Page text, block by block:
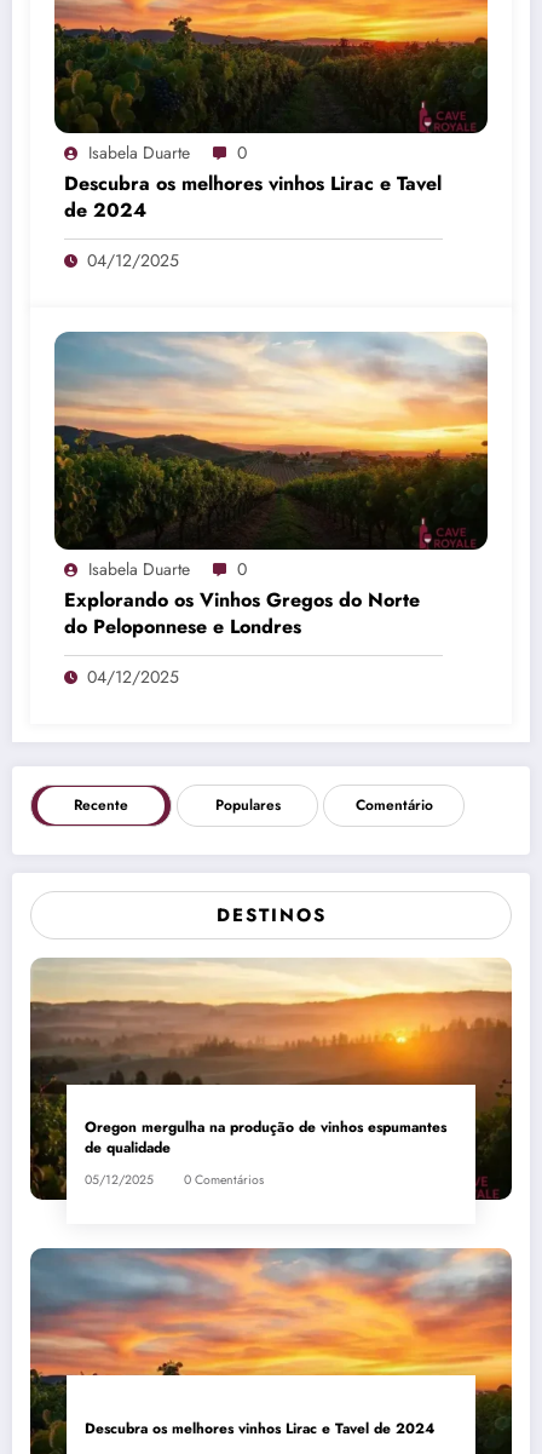
Isabela Duarte 0
Descubra os melhores vinhos Lirac e Tavel
de 2024
04/12/2025
Isabela Duarte 0
Explorando os Vinhos Gregos do Norte
do Peloponnese e Londres
04/12/2025
Recente Populares Comentário
DESTINOS
Oregon mergulha na produção de vinhos espumantes
de qualidade
05/12/2025 0 Comentários
Descubra os melhores vinhos Lirac e Tavel de 2024